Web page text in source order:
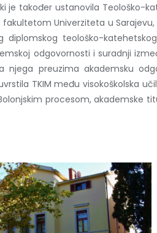
je također ustanovila Teološko-
Univerziteta u
teološko-
odgovornosti i suradnji
njega preuzima akademsku
TKIM među visokoškolska
procesom, akademske